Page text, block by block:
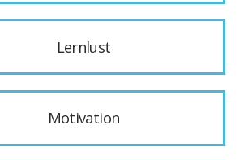
Lernlust
Motivation